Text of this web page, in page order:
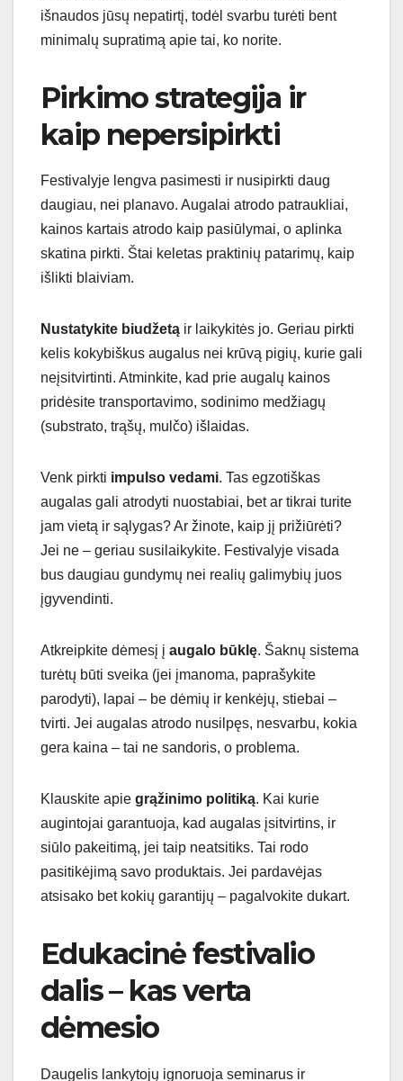
išnaudos jūsų nepatirtį, todėl svarbu turėti bent
minimalų supratimą apie tai, ko norite.
Pirkimo strategija ir
kaip nepersipirkti
Festivalyje lengva pasimesti ir nusipirkti daug
daugiau, nei planavo. Augalai atrodo patraukliai,
kainos kartais atrodo kaip pasiūlymai, o aplinka
skatina pirkti. Štai keletas praktinių patarimų, kaip
išlikti blaiviam.
Nustatykite biudžetą ir laikykitės jo. Geriau pirkti
kelis kokybiškus augalus nei krūvą pigių, kurie gali
neįsitvirtinti. Atminkite, kad prie augalų kainos
pridėsite transportavimo, sodinimo medžiagų
(substrato, trąšų, mulčo) išlaidas.
Venk pirkti impulso vedami. Tas egzotiškas
augalas gali atrodyti nuostabiai, bet ar tikrai turite
jam vietą ir sąlygas? Ar žinote, kaip jį prižiūrėti?
Jei ne – geriau susilaikykite. Festivalyje visada
bus daugiau gundymų nei realių galimybių juos
įgyvendinti.
Atkreipkite dėmesį į augalo būklę. Šaknų sistema
turėtų būti sveika (jei įmanoma, paprašykite
parodyti), lapai – be dėmių ir kenkėjų, stiebai –
tvirti. Jei augalas atrodo nusilpęs, nesvarbu, kokia
gera kaina – tai ne sandoris, o problema.
Klauskite apie grąžinimo politiką. Kai kurie
augintojai garantuoja, kad augalas įsitvirtins, ir
siūlo pakeitimą, jei taip neatsitiks. Tai rodo
pasitikėjimą savo produktais. Jei pardavėjas
atsisako bet kokių garantijų – pagalvokite dukart.
Edukacinė festivalio
dalis – kas verta
dėmesio
Daugelis lankytojų ignoruoja seminarus ir